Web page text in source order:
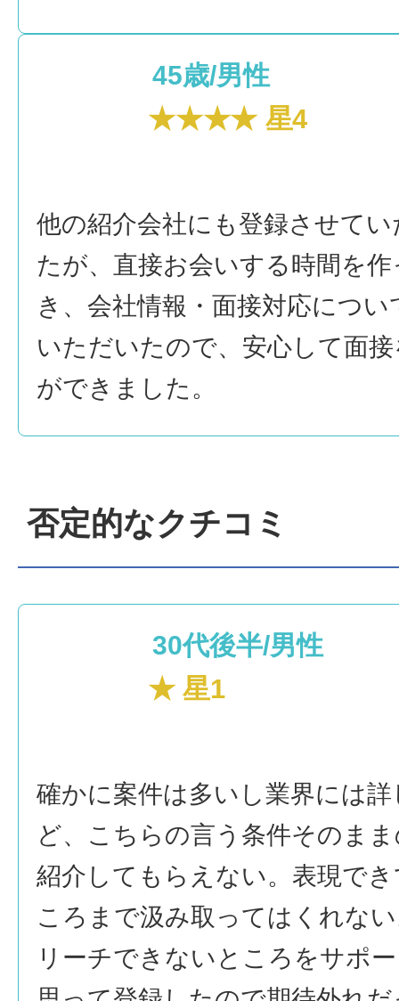
45歳/男性
★★★★ 星4
他の紹介会社にも登録させて
たが、直接お会いする時間を
き、会社情報・面接対応につい
いただいたので、安心して面
ができました。
否定的なクチコミ
30代後半/男性
★ 星1
確かに案件は多いし業界には
ど、こちらの言う条件そのま
紹介してもらえない。表現で
ころまで汲み取ってはくれな
リーチできないところをサポ